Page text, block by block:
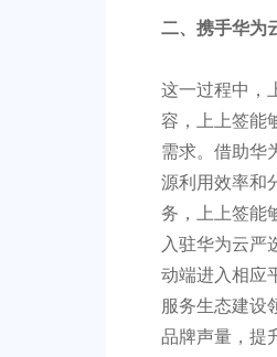
二、 携手华为
这一过程中，
容，上上签能
需求。借助华
源利用效率和
务，上上签能
入驻华为云严
动端进入相应
服务生态建设
品牌声量，提